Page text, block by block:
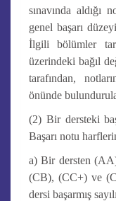
sınavında aldığı
genel başarı
İlgili bölümler
üzerindeki bağıl
tarafından,
önünde
(2) Bir dersteki
Başarı notu
a) Bir dersten
(CB), (CC+) ve
dersi başarmış